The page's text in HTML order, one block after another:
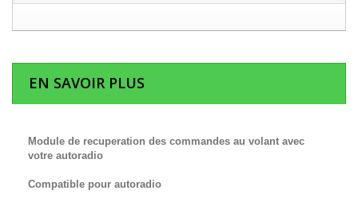
EN SAVOIR PLUS
Module de recuperation des commandes au volant avec
votre autoradio
Compatible pour autoradio